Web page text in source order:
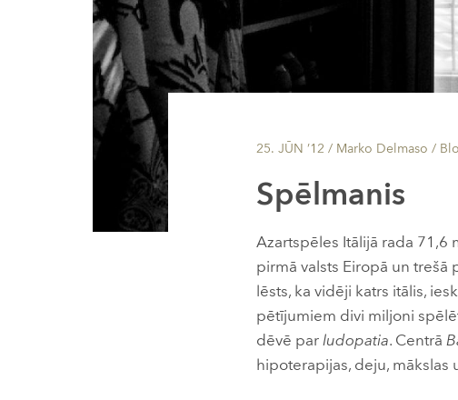
25. JŪN ’12 / Marko Delmaso /
Spēlmanis
Azartspēles Itālijā rada 71,6
pirmā valsts Eiropā un trešā
lēsts, ka vidēji katrs itālis,
pētījumiem divi miljoni
dēvē parludopatia. Centrā
hipoterapijas, deju,